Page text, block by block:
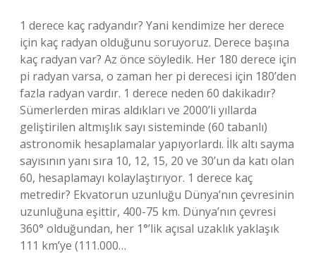
1 derece kaç radyandır? Yani kendimize her derece
için kaç radyan olduğunu soruyoruz. Derece başına
kaç radyan var? Az önce söyledik. Her 180 derece için
pi radyan varsa, o zaman her pi derecesi için 180’den
fazla radyan vardır. 1 derece neden 60 dakikadır?
Sümerlerden miras aldıkları ve 2000’li yıllarda
geliştirilen altmışlık sayı sisteminde (60 tabanlı)
astronomik hesaplamalar yapıyorlardı. İlk altı sayma
sayısının yanı sıra 10, 12, 15, 20 ve 30’un da katı olan
60, hesaplamayı kolaylaştırıyor. 1 derece kaç
metredir? Ekvatorun uzunluğu Dünya’nın çevresinin
uzunluğuna eşittir, 400-75 km. Dünya’nın çevresi
360° olduğundan, her 1°’lik açısal uzaklık yaklaşık
111 km’ye (111.000…